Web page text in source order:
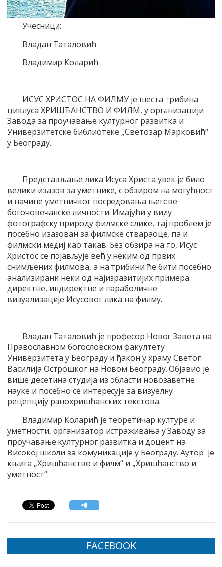
Учесници:
Владан Таталовић
Владимир Коларић
ИСУС ХРИСТОС НА ФИЛМУ је шеста трибина
циклуса ХРИШЋАНСТВО И ФИЛМ, у организацији
Завода за проучавање културног развитка и
Универзитетске библиотеке „Светозар Марковић“
у Београду.
Представљање лика Исуса Христа увек је било
велики изазов за уметнике, с обзиром на могућност
и начине уметничког посредовања његове
богочовечанске личности. Имајући у виду
фотографску природу филмске слике, тај проблем је
посебно изазован за филмске ствараоце, па и
филмски медиј као такав. Без обзира на то, Исус
Христос се појављује већ у неким од првих
снимљених филмова, а на трибини ће бити посебно
анализирани неки од најизразитијих примера
директне, индиректне и параболичне
визуализације Исусовог лика на филму.
Владан Таталовић је професор Новог Завета на
Православном богословском факултету
Универзитета у Београду и ђакон у храму Светог
Василија Острошког на Новом Београду. Објавио је
више десетина студија из области новозаветне
науке и посебно се интересује за визуелну
рецепцију ранохришћанских текстова.
Владимир Коларић је теоретичар културе и
уметности, организатор истраживања у Заводу за
проучавање културног развитка и доцент на
Високој школи за комуникације у Београду. Аутор је
књига „Хришћанство и филм“ и „Хришћанство и
уметност“.
FACEBOOK